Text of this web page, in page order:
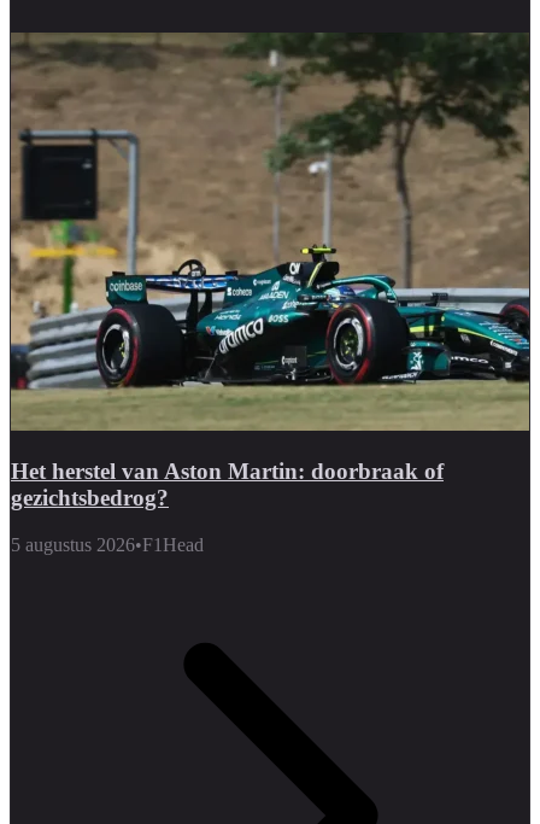
Het herstel van Aston Martin: doorbraak of
gezichtsbedrog?
5 augustus 2026•F1Head